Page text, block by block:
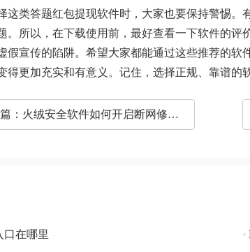
这类答题红包提现软件时，大家也要保持警惕。
。所以，在下载使用前，最好查看一下软件的评
假宣传的陷阱。希望大家都能通过这些推荐的软
得更加充实和有意义。记住，选择正规、靠谱的
： 火绒安全软件如何开启断网修复功能
口在哪里